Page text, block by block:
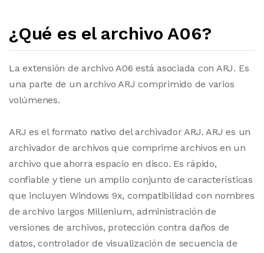
¿Qué es el archivo A06?
La extensión de archivo A06 está asociada con ARJ. Es
una parte de un archivo ARJ comprimido de varios
volúmenes.
ARJ es el formato nativo del archivador ARJ. ARJ es un
archivador de archivos que comprime archivos en un
archivo que ahorra espacio en disco. Es rápido,
confiable y tiene un amplio conjunto de características
que incluyen Windows 9x, compatibilidad con nombres
de archivo largos Millenium, administración de
versiones de archivos, protección contra daños de
datos, controlador de visualización de secuencia de